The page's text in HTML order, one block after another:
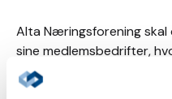
Alta Næringsforening
sine medlemsbedrifter,
kontakt, samt be om råd
og seminarer som skal